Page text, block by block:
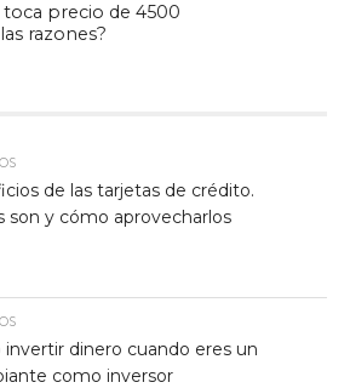
precio de 4500
razones?
de las tarjetas de crédito.
son y cómo aprovecharlos
invertir dinero cuando eres un
como inversor